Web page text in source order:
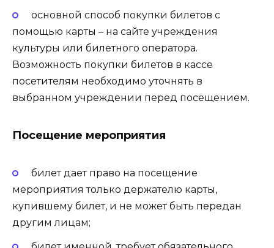
основной способ покупки билетов с
помощью карты – на сайте учреждения
культуры или билетного оператора.
Возможность покупки билетов в кассе
посетителям необходимо уточнять в
выбранном учреждении перед посещением.
Посещение мероприятия
билет дает право на посещение
мероприятия только держателю карты,
купившему билет, и не может быть передан
другим лицам;